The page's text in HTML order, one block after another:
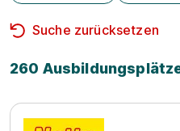
Suche zurücksetzen
260